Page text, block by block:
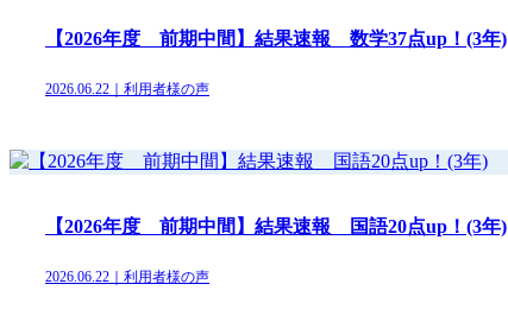
【2026年度 前期中間】結果速報 数学37点up！(3年)
2026.06.22｜利用者様の声
【2026年度 前期中間】結果速報 国語20点up！(3年)
2026.06.22｜利用者様の声